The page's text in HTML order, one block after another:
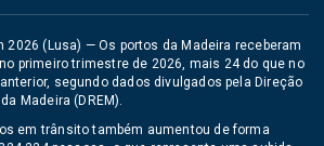
2026 (Lusa) — Os portos da Madeira receberam
primeiro trimestre de 2026, mais 24 do que no
segundo dados divulgados pela Direção
Madeira (DREM).
em trânsito também aumentou de forma